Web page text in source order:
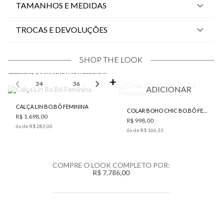
TAMANHOS E MEDIDAS
TROCAS E DEVOLUÇÕES
SHOP THE LOOK
SELECIONE O TAMANHO PARA ADICIONAR
34 36 38
CALÇA LIN BO.BÔ FEMININA
R$ 1.698,00
6x de R$ 283,00
ADICIONAR
R$ 998,00
6x de R$ 166,33
COMPRE O LOOK COMPLETO POR:
R$ 7.786,00